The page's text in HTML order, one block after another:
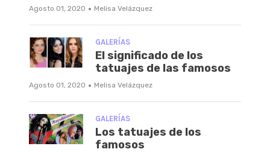
Agosto 01, 2020 · Melisa Velázquez
GALERÍAS
El significado de los
tatuajes de las famosos
Agosto 01, 2020 · Melisa Velázquez
GALERÍAS
Los tatuajes de los
famosos